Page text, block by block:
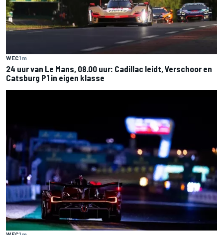
WEC1 m
24 uur van Le Mans, 08.00 uur: Cadillac leidt, Verschoor en
Catsburg P1 in eigen klasse